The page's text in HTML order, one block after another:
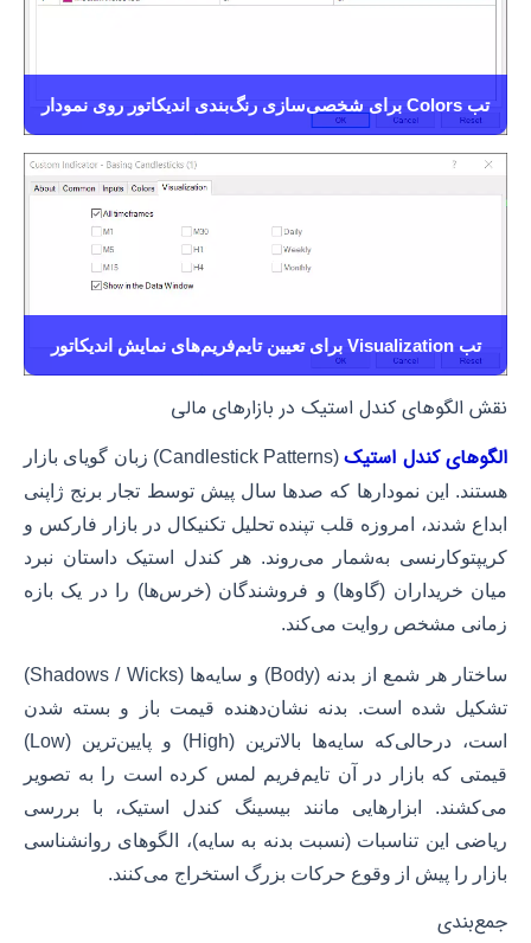
تب Colors برای شخصی‌سازی رنگ‌بندی اندیکاتور روی نمودار
تب Visualization برای تعیین تایم‌فریم‌های نمایش اندیکاتور
نقش الگوهای کندل استیک در بازارهای مالی
الگوهای کندل استیک
(Candlestick Patterns) زبان گویای بازار
هستند. این نمودارها که صدها سال پیش توسط تجار برنج ژاپنی
ابداع شدند، امروزه قلب تپنده تحلیل تکنیکال در بازار فارکس و
کریپتوکارنسی به‌شمار می‌روند. هر کندل استیک داستان نبرد
میان خریداران (گاوها) و فروشندگان (خرس‌ها) را در یک بازه
زمانی مشخص روایت می‌کند.
ساختار هر شمع از بدنه (Body) و سایه‌ها (Shadows / Wicks)
تشکیل شده است. بدنه نشان‌دهنده قیمت باز و بسته شدن
است، درحالی‌که سایه‌ها بالاترین (High) و پایین‌ترین (Low)
قیمتی که بازار در آن تایم‌فریم لمس کرده است را به تصویر
می‌کشند. ابزارهایی مانند بیسینگ کندل استیک، با بررسی
ریاضی این تناسبات (نسبت بدنه به سایه)، الگوهای روانشناسی
بازار را پیش از وقوع حرکات بزرگ استخراج می‌کنند.
جمع‌بندی